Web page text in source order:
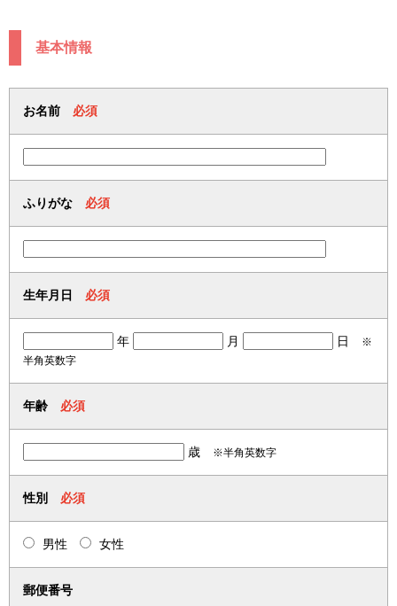
基本情報
お名前 必須
ふりがな 必須
生年月日 必須
年 月 日
※
半角英数字
年齢 必須
歳 ※半角英数字
性別 必須
男性 女性
郵便番号